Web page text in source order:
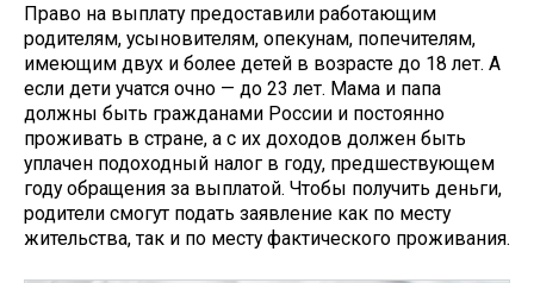
Право на выплату предоставили работающим
родителям, усыновителям, опекунам, попечителям,
имеющим двух и более детей в возрасте до 18 лет. А
если дети учатся очно — до 23 лет. Мама и папа
должны быть гражданами России и постоянно
проживать в стране, а с их доходов должен быть
уплачен подоходный налог в году, предшествующем
году обращения за выплатой. Чтобы получить деньги,
родители смогут подать заявление как по месту
жительства, так и по месту фактического проживания.